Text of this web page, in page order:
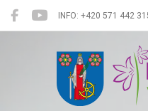
INFO: +420 571 442
Kateřinice